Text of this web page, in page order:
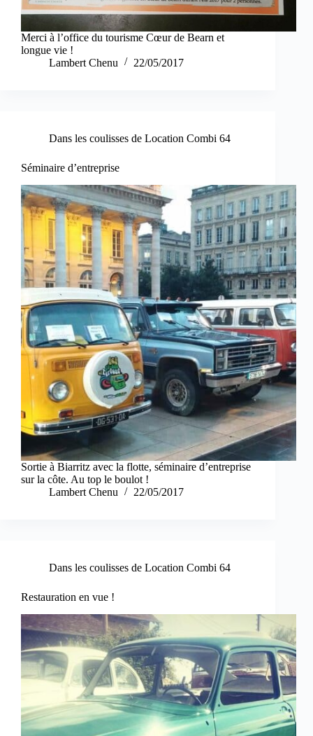
Merci à l’office du tourisme Cœur de Bearn et
longue vie !
Lambert Chenu
22/05/2017
Dans les coulisses de Location Combi 64
Séminaire d’entreprise
Sortie à Biarritz avec la flotte, séminaire d’entreprise
sur la côte. Au top le boulot !
Lambert Chenu
22/05/2017
Dans les coulisses de Location Combi 64
Restauration en vue !